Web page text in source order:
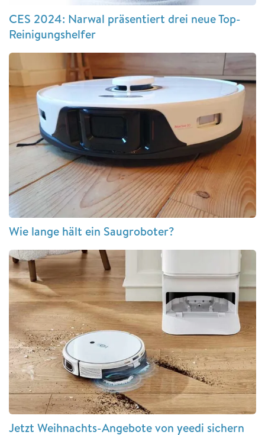
CES 2024: Narwal präsentiert drei neue Top-
Reinigungshelfer
Wie lange hält ein Saugroboter?
Jetzt Weihnachts-Angebote von yeedi sichern